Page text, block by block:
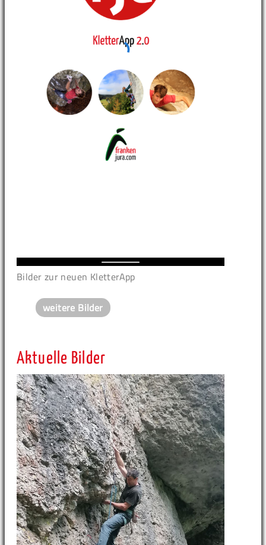
Bilder zur neuen KletterApp
weitere Bilder
Aktuelle Bilder